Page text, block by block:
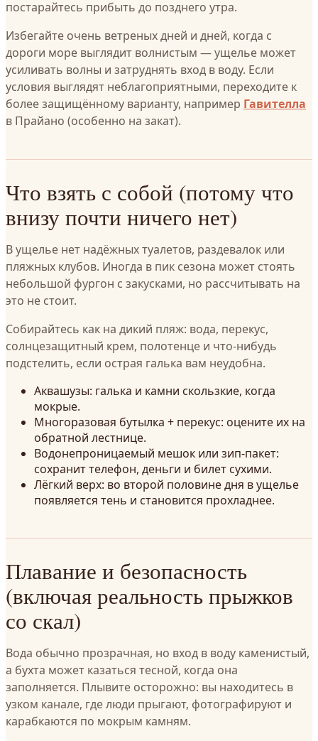
постарайтесь прибыть до позднего утра.
Избегайте очень ветреных дней и дней, когда с
дороги море выглядит волнистым — ущелье может
усиливать волны и затруднять вход в воду. Если
условия выглядят неблагоприятными, переходите к
более защищённому варианту, например Гавителла
в Прайано (особенно на закат).
Что взять с собой (потому что
внизу почти ничего нет)
В ущелье нет надёжных туалетов, раздевалок или
пляжных клубов. Иногда в пик сезона может стоять
небольшой фургон с закусками, но рассчитывать на
это не стоит.
Собирайтесь как на дикий пляж: вода, перекус,
солнцезащитный крем, полотенце и что-нибудь
подстелить, если острая галька вам неудобна.
Аквашузы: галька и камни скользкие, когда
мокрые.
Многоразовая бутылка + перекус: оцените их на
обратной лестнице.
Водонепроницаемый мешок или зип-пакет:
сохранит телефон, деньги и билет сухими.
Лёгкий верх: во второй половине дня в ущелье
появляется тень и становится прохладнее.
Плавание и безопасность
(включая реальность прыжков
со скал)
Вода обычно прозрачная, но вход в воду каменистый,
а бухта может казаться тесной, когда она
заполняется. Плывите осторожно: вы находитесь в
узком канале, где люди прыгают, фотографируют и
карабкаются по мокрым камням.